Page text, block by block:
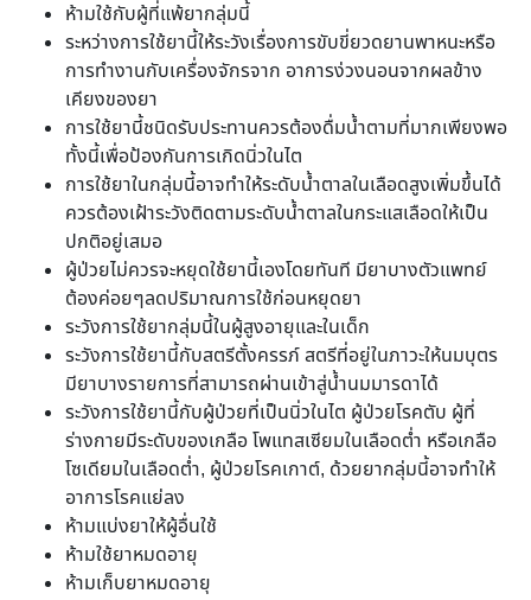
ห้ามใช้กับผู้ที่แพ้ยากลุ่มนี้
ระหว่างการใช้ยานี้ให้ระวังเรื่องการขับขี่ยวดยานพาหนะหรือ
การทำงานกับเครื่องจักรจาก อาการง่วงนอนจากผลข้าง
เคียงของยา
การใช้ยานี้ชนิดรับประทานควรต้องดื่มน้ำตามที่มากเพียงพอ
ทั้งนี้เพื่อป้องกันการเกิดนิ่วในไต
การใช้ยาในกลุ่มนี้อาจทำให้ระดับน้ำตาลในเลือดสูงเพิ่มขึ้นได้
ควรต้องเฝ้าระวังติดตามระดับน้ำตาลในกระแสเลือดให้เป็น
ปกติอยู่เสมอ
ผู้ป่วยไม่ควรจะหยุดใช้ยานี้เองโดยทันที มียาบางตัวแพทย์
ต้องค่อยๆลดปริมาณการใช้ก่อนหยุดยา
ระวังการใช้ยากลุ่มนี้ในผู้สูงอายุและในเด็ก
ระวังการใช้ยานี้กับสตรีตั้งครรภ์ สตรีที่อยู่ในภาวะให้นมบุตร
มียาบางรายการที่สามารถผ่านเข้าสู่น้ำนมมารดาได้
ระวังการใช้ยานี้กับผู้ป่วยที่เป็นนิ่วในไต ผู้ป่วยโรคตับ ผู้ที่
ร่างกายมีระดับของเกลือ โพแทสเซียมในเลือดต่ำ หรือเกลือ
โซเดียมในเลือดต่ำ, ผู้ป่วยโรคเกาต์, ด้วยยากลุ่มนี้อาจทำให้
อาการโรคแย่ลง
ห้ามแบ่งยาให้ผู้อื่นใช้
ห้ามใช้ยาหมดอายุ
ห้ามเก็บยาหมดอายุ